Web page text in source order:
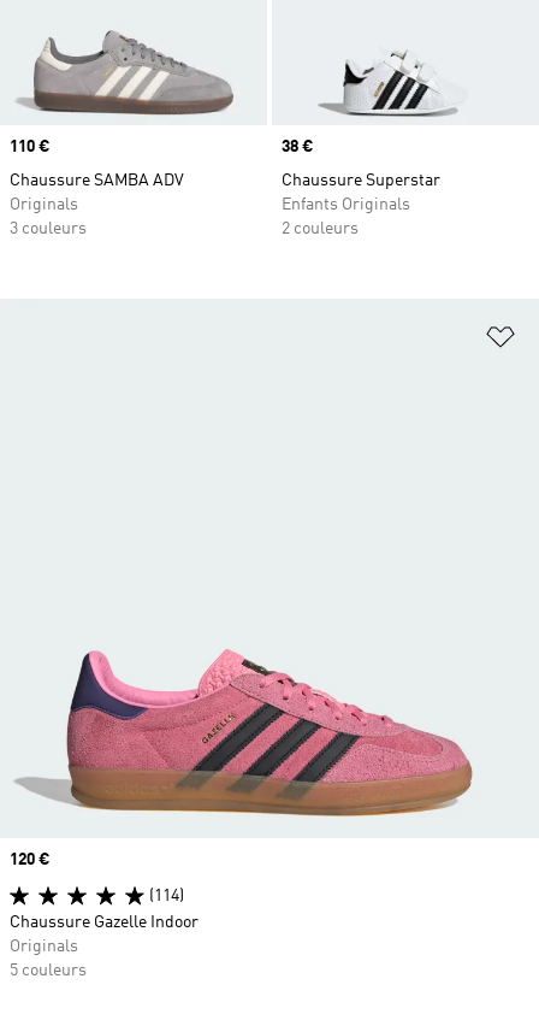
Prix
110 €
Chaussure SAMBA ADV
Originals
3 couleurs
Prix
38 €
Chaussure Superstar
Enfants Originals
2 couleurs
Prix
120 €
(114)
Chaussure Gazelle Indoor
Originals
5 couleurs